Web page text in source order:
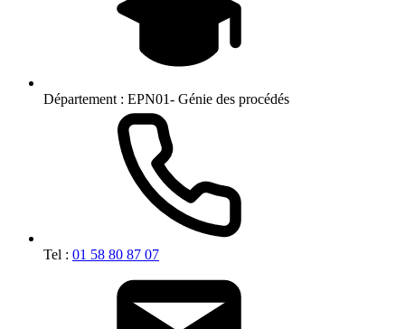
Département : EPN01- Génie des procédés
Tel : 01 58 80 87 07